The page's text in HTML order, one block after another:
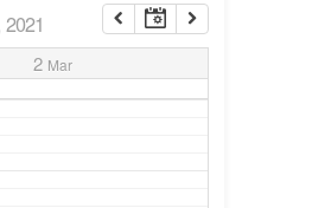
2 Mar